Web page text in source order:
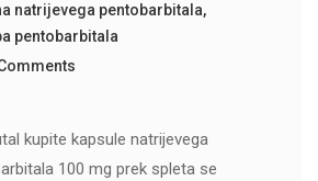
natrijevega pentobarbitala,
pentobarbitala
kupite kapsule natrijevega
100 mg prek spleta se